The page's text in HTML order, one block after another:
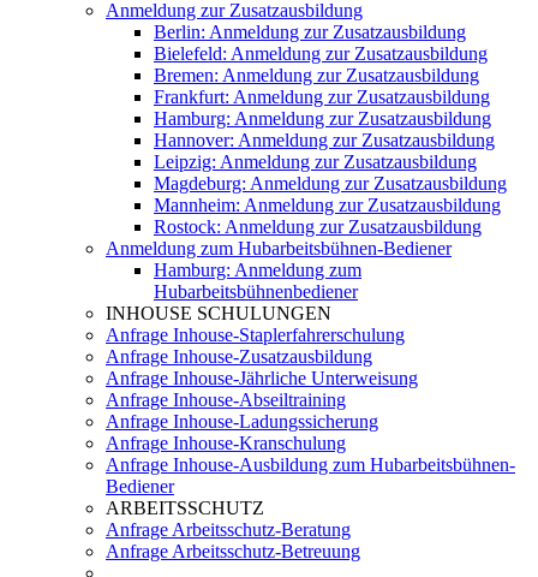
Anmeldung zur Zusatzausbildung
Berlin: Anmeldung zur Zusatzausbildung
Bielefeld: Anmeldung zur Zusatzausbildung
Bremen: Anmeldung zur Zusatzausbildung
Frankfurt: Anmeldung zur Zusatzausbildung
Hamburg: Anmeldung zur Zusatzausbildung
Hannover: Anmeldung zur Zusatzausbildung
Leipzig: Anmeldung zur Zusatzausbildung
Magdeburg: Anmeldung zur Zusatzausbildung
Mannheim: Anmeldung zur Zusatzausbildung
Rostock: Anmeldung zur Zusatzausbildung
Anmeldung zum Hubarbeitsbühnen-Bediener
Hamburg: Anmeldung zum
Hubarbeitsbühnenbediener
INHOUSE SCHULUNGEN
Anfrage Inhouse-Staplerfahrerschulung
Anfrage Inhouse-Zusatzausbildung
Anfrage Inhouse-Jährliche Unterweisung
Anfrage Inhouse-Abseiltraining
Anfrage Inhouse-Ladungssicherung
Anfrage Inhouse-Kranschulung
Anfrage Inhouse-Ausbildung zum Hubarbeitsbühnen-
Bediener
ARBEITSSCHUTZ
Anfrage Arbeitsschutz-Beratung
Anfrage Arbeitsschutz-Betreuung